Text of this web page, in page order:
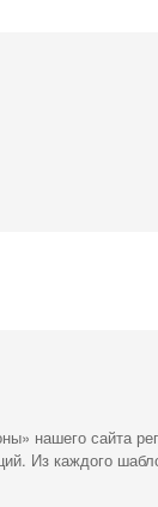
нашего сайта
Из каждого